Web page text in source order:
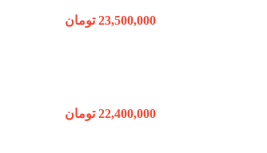
23,500,000 تومان
22,400,000 تومان